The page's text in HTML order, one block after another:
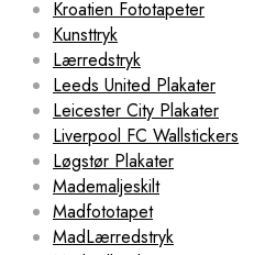
Kroatien Fototapeter
Kunsttryk
Lærredstryk
Leeds United Plakater
Leicester City Plakater
Liverpool FC Wallstickers
Løgstør Plakater
Mademaljeskilt
Madfototapet
MadLærredstryk